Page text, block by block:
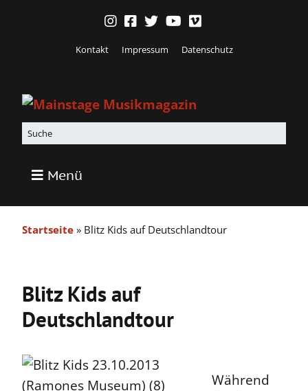
Kontakt Impressum Datenschutz
Menü
Startseite » Blitz Kids auf Deutschlandtour
Blitz Kids auf
Deutschlandtour
Während